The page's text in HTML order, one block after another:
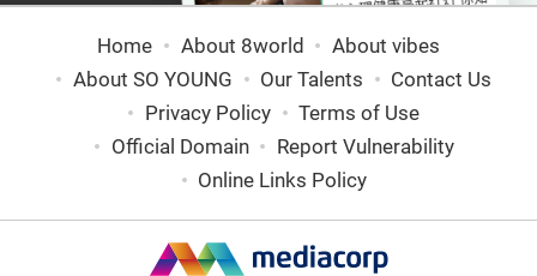
Home About 8world
About vibes
About SO YOUNG
Our Talents
Contact Us
Privacy Policy
Terms of Use
Official Domain
Report Vulnerability
Online Links Policy